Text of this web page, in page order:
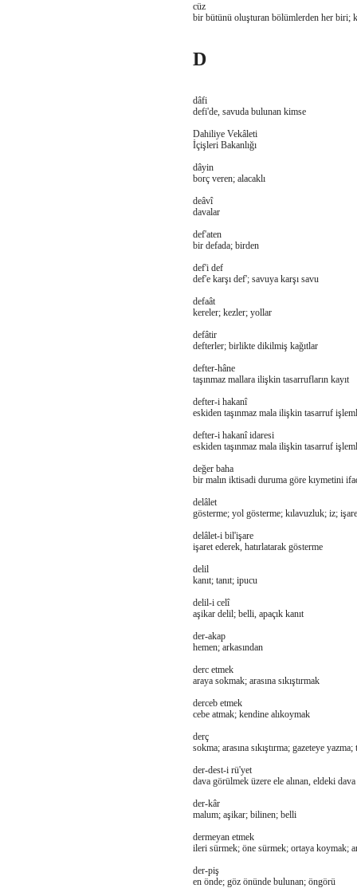
cüz
bir bütünü oluşturan bölümlerden her biri;
D
dâfi
defi'de, savuda bulunan kimse
Dahiliye Vekâleti
İçişleri Bakanlığı
dâyin
borç veren; alacaklı
deâvî
davalar
def'aten
bir defada; birden
def'i def
def'e karşı def'; savuya karşı savu
defaât
kereler; kezler; yollar
defâtir
defterler; birlikte dikilmiş kağıtlar
defter-hâne
taşınmaz mallara ilişkin tasarrufların kayıt
defter-i hakanî
eskiden taşınmaz mala ilişkin tasarruf
defter-i hakanî idaresi
eskiden taşınmaz mala ilişkin tasarruf
değer baha
bir malın iktisadi duruma göre kıymetini
delâlet
gösterme; yol gösterme; kılavuzluk; iz;
delâlet-i bil'işare
işaret ederek, hatırlatarak gösterme
delil
kanıt; tanıt; ipucu
delil-i celî
aşikar delil; belli, apaçık kanıt
der-akap
hemen; arkasından
derc etmek
araya sokmak; arasına sıkıştırmak
derceb etmek
cebe atmak; kendine alıkoymak
derç
sokma; arasına sıkıştırma; gazeteye
der-dest-i rü'yet
dava görülmek üzere ele alınan, eldeki dava
der-kâr
malum; aşikar; bilinen; belli
dermeyan etmek
ileri sürmek; öne sürmek; ortaya koymak;
der-piş
en önde; göz önünde bulunan; öngörü